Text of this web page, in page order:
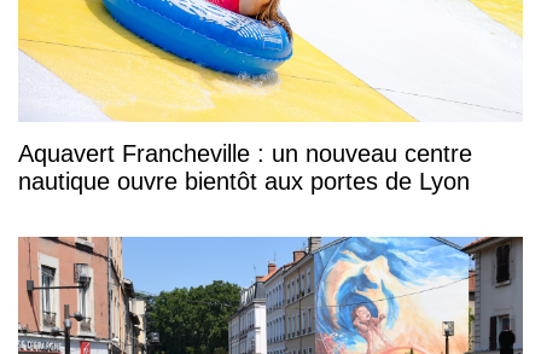
Aquavert Francheville : un nouveau centre
nautique ouvre bientôt aux portes de Lyon